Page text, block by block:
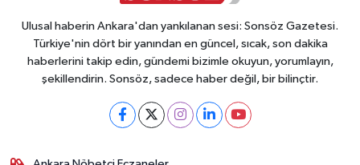
Ulusal haberin Ankara'dan yankılanan sesi: Sonsöz Gazetesi.
Türkiye'nin dört bir yanından en güncel, sıcak, son dakika
haberlerini takip edin, gündemi bizimle okuyun, yorumlayın,
şekillendirin. Sonsöz, sadece haber değil, bir bilinçtir.